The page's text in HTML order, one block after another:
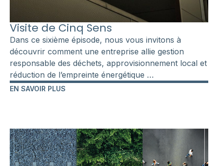
Visite de Cinq Sens
Dans ce sixième épisode, nous vous invitons à
découvrir comment une entreprise allie gestion
responsable des déchets, approvisionnement local et
réduction de l’empreinte énergétique …
EN SAVOIR PLUS